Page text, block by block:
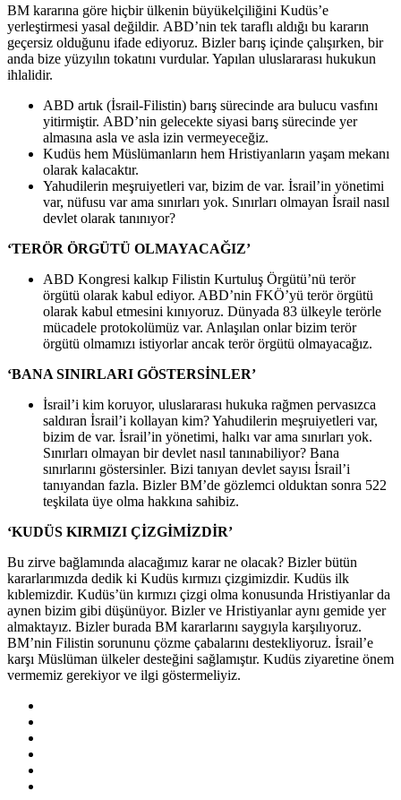
BM kararına göre hiçbir ülkenin büyükelçiliğini Kudüs’e
yerleştirmesi yasal değildir. ABD’nin tek taraflı aldığı bu kararın
geçersiz olduğunu ifade ediyoruz. Bizler barış içinde çalışırken, bir
anda bize yüzyılın tokatını vurdular. Yapılan uluslararası hukukun
ihlalidir.
ABD artık (İsrail-Filistin) barış sürecinde ara bulucu vasfını
yitirmiştir. ABD’nin gelecekte siyasi barış sürecinde yer
almasına asla ve asla izin vermeyeceğiz.
Kudüs hem Müslümanların hem Hristiyanların yaşam mekanı
olarak kalacaktır.
Yahudilerin meşruiyetleri var, bizim de var. İsrail’in yönetimi
var, nüfusu var ama sınırları yok. Sınırları olmayan İsrail nasıl
devlet olarak tanınıyor?
‘TERÖR ÖRGÜTÜ OLMAYACAĞIZ’
ABD Kongresi kalkıp Filistin Kurtuluş Örgütü’nü terör
örgütü olarak kabul ediyor. ABD’nin FKÖ’yü terör örgütü
olarak kabul etmesini kınıyoruz. Dünyada 83 ülkeyle terörle
mücadele protokolümüz var. Anlaşılan onlar bizim terör
örgütü olmamızı istiyorlar ancak terör örgütü olmayacağız.
‘BANA SINIRLARI GÖSTERSİNLER’
İsrail’i kim koruyor, uluslararası hukuka rağmen pervasızca
saldıran İsrail’i kollayan kim? Yahudilerin meşruiyetleri var,
bizim de var. İsrail’in yönetimi, halkı var ama sınırları yok.
Sınırları olmayan bir devlet nasıl tanınabiliyor? Bana
sınırlarını göstersinler. Bizi tanıyan devlet sayısı İsrail’i
tanıyandan fazla. Bizler BM’de gözlemci olduktan sonra 522
teşkilata üye olma hakkına sahibiz.
‘KUDÜS KIRMIZI ÇİZGİMİZDİR’
Bu zirve bağlamında alacağımız karar ne olacak? Bizler bütün
kararlarımızda dedik ki Kudüs kırmızı çizgimizdir. Kudüs ilk
kıblemizdir. Kudüs’ün kırmızı çizgi olma konusunda Hristiyanlar da
aynen bizim gibi düşünüyor. Bizler ve Hristiyanlar aynı gemide yer
almaktayız. Bizler burada BM kararlarını saygıyla karşılıyoruz.
BM’nin Filistin sorununu çözme çabalarını destekliyoruz. İsrail’e
karşı Müslüman ülkeler desteğini sağlamıştır. Kudüs ziyaretine önem
vermemiz gerekiyor ve ilgi göstermeliyiz.